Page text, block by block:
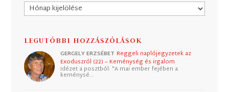
Archívum
LEGUTÓBBI HOZZÁSZÓLÁSOK
GERGELY ERZSÉBET Reggeli naplójegyzetek az
Exoduszról (22) – Keménység és irgalom
Idézet a posztból: "A mai ember fejében a
keménysé…